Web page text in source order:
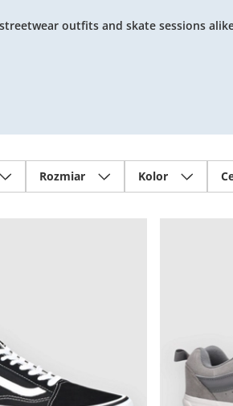
outfits and skate sessions
Rozmiar Kolor